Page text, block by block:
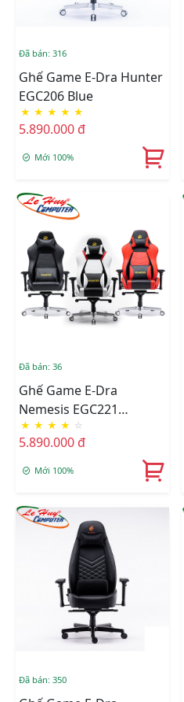
Đã bán: 316
Ghế Game E-Dra Hunter
EGC206 Blue
★ ★ ★ ★ ★
5.890.000 đ
Mới 100%
Đã bán: 36
Ghế Game E-Dra
Nemesis EGC221
(Black/Black White/Black
Red)
★ ★ ★ ★ ☆
5.890.000 đ
Mới 100%
Đã bán: 350